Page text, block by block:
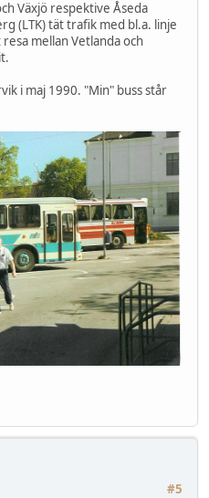
Växjö respektive Åseda
(LTK) tät trafik med bl.a. linje
mellan Vetlanda och
i maj 1990. "Min" buss står
#5